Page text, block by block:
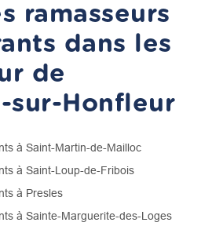
ramasseurs
dans les
de
sur-Honfleur
à Saint-Martin-de-Mailloc
à Saint-Loup-de-Fribois
à Presles
à Sainte-Marguerite-des-Loges